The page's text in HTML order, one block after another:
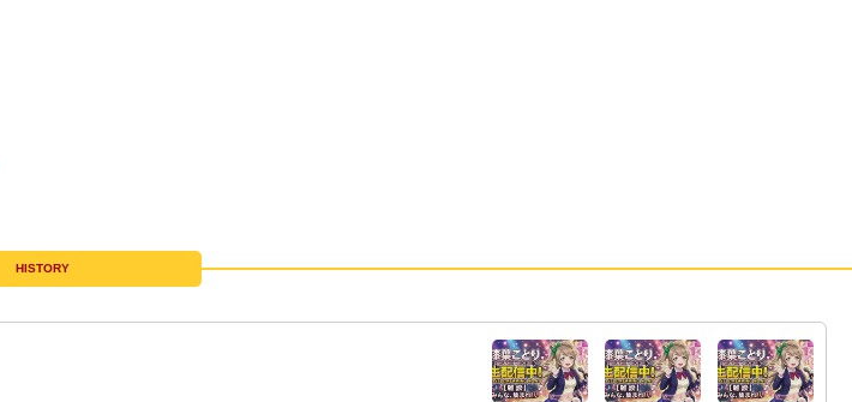
56:雷走ってるのとかすごい分かりやすい
が失態だよ
59:シャドバサ終おじゃ
HISTORY